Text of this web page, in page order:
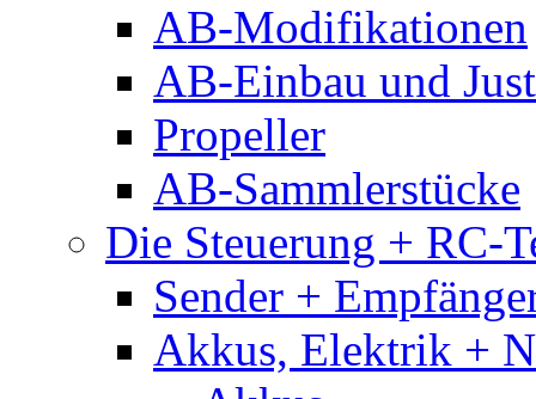
AB-Modifikationen
AB-Einbau und
Propeller
AB-Sammlerstücke
Die Steuerung + RC-
Sender +
Akkus, Elektrik +